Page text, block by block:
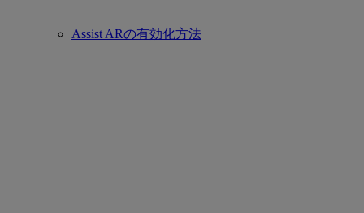
Assist ARの有効化方法